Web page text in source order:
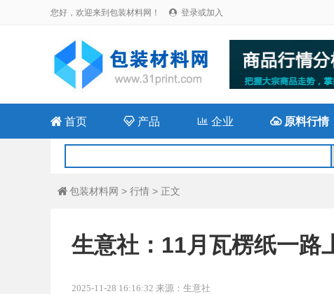
您好，欢迎来到包装材料网！  登录或加入
 首页  产品 企业 原料行情
 包装材料网 > 行情 > 正文
生意社：11月瓦楞纸一路
2025-11-28 16:16:32 来源：生意社